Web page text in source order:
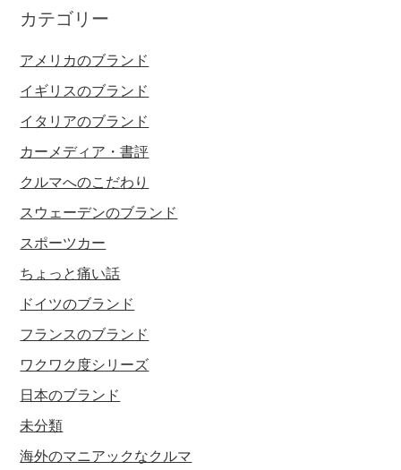
カテゴリー
アメリカのブランド
イギリスのブランド
イタリアのブランド
カーメディア・書評
クルマへのこだわり
スウェーデンのブランド
スポーツカー
ちょっと痛い話
ドイツのブランド
フランスのブランド
ワクワク度シリーズ
日本のブランド
未分類
海外のマニアックなクルマ